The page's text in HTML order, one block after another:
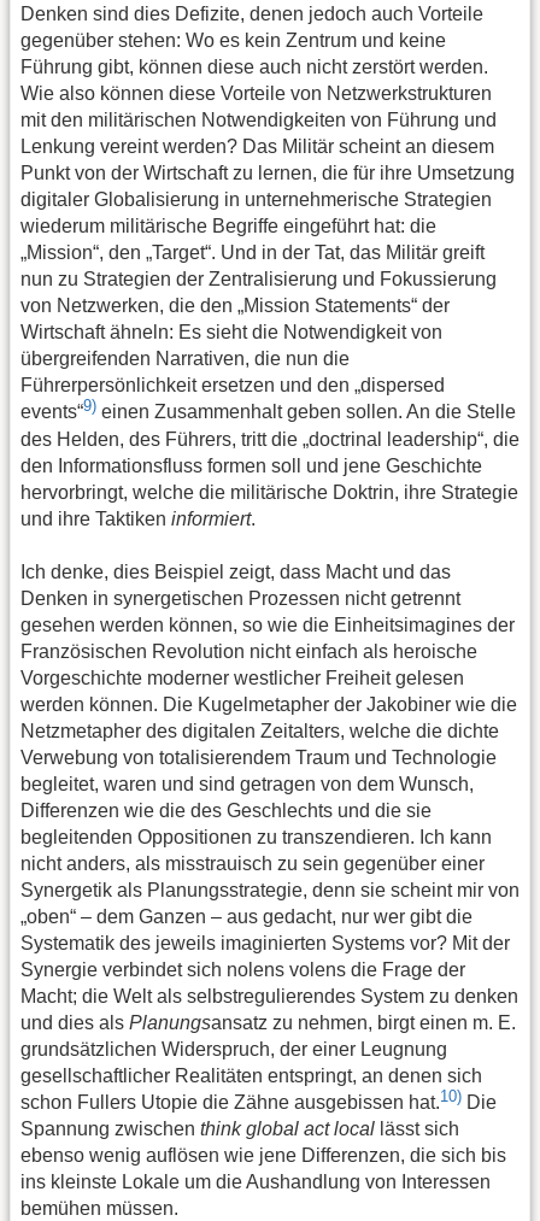
Denken sind dies Defizite, denen jedoch auch Vorteile
gegenüber stehen: Wo es kein Zentrum und keine
Führung gibt, können diese auch nicht zerstört werden.
Wie also können diese Vorteile von Netzwerkstrukturen
mit den militärischen Notwendigkeiten von Führung und
Lenkung vereint werden? Das Militär scheint an diesem
Punkt von der Wirtschaft zu lernen, die für ihre Umsetzung
digitaler Globalisierung in unternehmerische Strategien
wiederum militärische Begriffe eingeführt hat: die
„Mission“, den „Target“. Und in der Tat, das Militär greift
nun zu Strategien der Zentralisierung und Fokussierung
von Netzwerken, die den „Mission Statements“ der
Wirtschaft ähneln: Es sieht die Notwendigkeit von
übergreifenden Narrativen, die nun die
Führerpersönlichkeit ersetzen und den „dispersed
events“9) einen Zusammenhalt geben sollen. An die Stelle
des Helden, des Führers, tritt die „doctrinal leadership“, die
den Informationsfluss formen soll und jene Geschichte
hervorbringt, welche die militärische Doktrin, ihre Strategie
und ihre Taktiken informiert.
Ich denke, dies Beispiel zeigt, dass Macht und das
Denken in synergetischen Prozessen nicht getrennt
gesehen werden können, so wie die Einheitsimagines der
Französischen Revolution nicht einfach als heroische
Vorgeschichte moderner westlicher Freiheit gelesen
werden können. Die Kugelmetapher der Jakobiner wie die
Netzmetapher des digitalen Zeitalters, welche die dichte
Verwebung von totalisierendem Traum und Technologie
begleitet, waren und sind getragen von dem Wunsch,
Differenzen wie die des Geschlechts und die sie
begleitenden Oppositionen zu transzendieren. Ich kann
nicht anders, als misstrauisch zu sein gegenüber einer
Synergetik als Planungsstrategie, denn sie scheint mir von
„oben“ – dem Ganzen – aus gedacht, nur wer gibt die
Systematik des jeweils imaginierten Systems vor? Mit der
Synergie verbindet sich nolens volens die Frage der
Macht; die Welt als selbstregulierendes System zu denken
und dies als Planungsansatz zu nehmen, birgt einen m. E.
grundsätzlichen Widerspruch, der einer Leugnung
gesellschaftlicher Realitäten entspringt, an denen sich
schon Fullers Utopie die Zähne ausgebissen hat.10) Die
Spannung zwischen think global act local lässt sich
ebenso wenig auflösen wie jene Differenzen, die sich bis
ins kleinste Lokale um die Aushandlung von Interessen
bemühen müssen.